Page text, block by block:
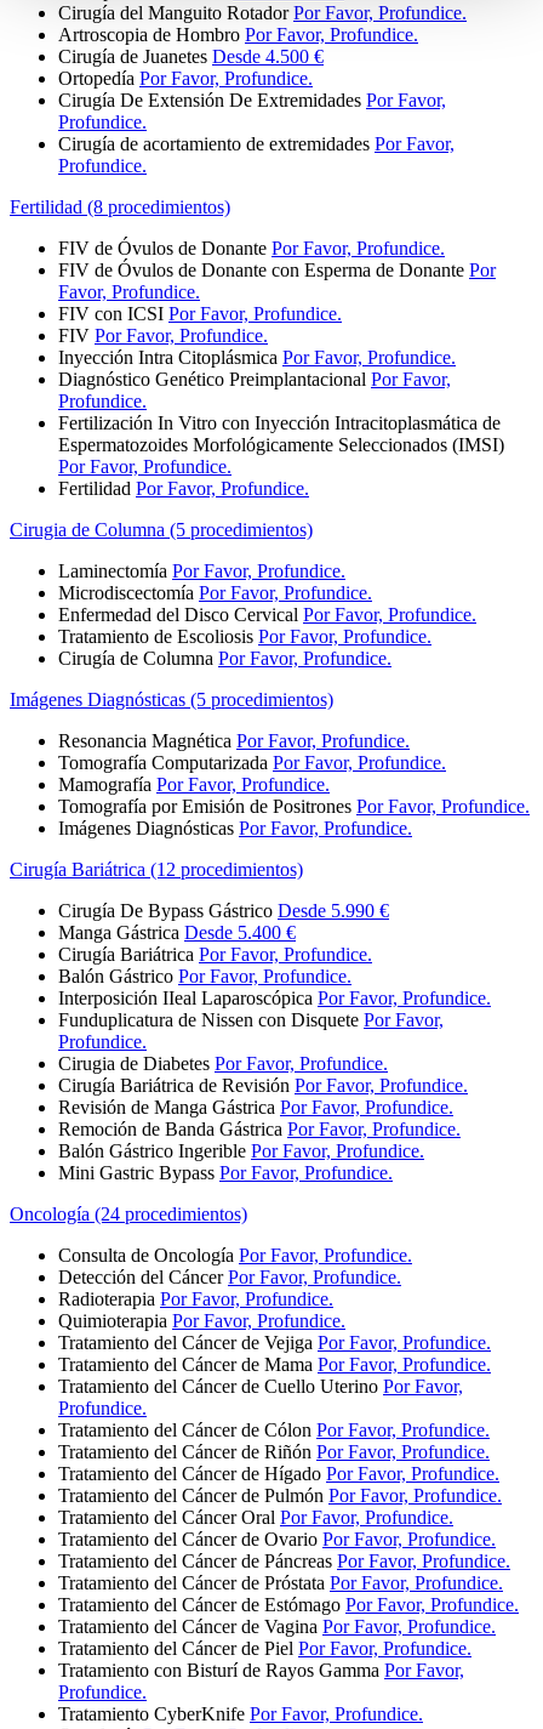
Cirugía del Manguito Rotador Por Favor, Profundice.
Artroscopia de Hombro Por Favor, Profundice.
Cirugía de Juanetes Desde 4.500 €
Ortopedía Por Favor, Profundice.
Cirugía De Extensión De Extremidades Por Favor,
Profundice.
Cirugía de acortamiento de extremidades Por Favor,
Profundice.
Fertilidad (8 procedimientos)
FIV de Óvulos de Donante Por Favor, Profundice.
FIV de Óvulos de Donante con Esperma de Donante Por
Favor, Profundice.
FIV con ICSI Por Favor, Profundice.
FIV Por Favor, Profundice.
Inyección Intra Citoplásmica Por Favor, Profundice.
Diagnóstico Genético Preimplantacional Por Favor,
Profundice.
Fertilización In Vitro con Inyección Intracitoplasmática de
Espermatozoides Morfológicamente Seleccionados (IMSI)
Por Favor, Profundice.
Fertilidad Por Favor, Profundice.
Cirugia de Columna (5 procedimientos)
Laminectomía Por Favor, Profundice.
Microdiscectomía Por Favor, Profundice.
Enfermedad del Disco Cervical Por Favor, Profundice.
Tratamiento de Escoliosis Por Favor, Profundice.
Cirugía de Columna Por Favor, Profundice.
Imágenes Diagnósticas (5 procedimientos)
Resonancia Magnética Por Favor, Profundice.
Tomografía Computarizada Por Favor, Profundice.
Mamografía Por Favor, Profundice.
Tomografía por Emisión de Positrones Por Favor, Profundice.
Imágenes Diagnósticas Por Favor, Profundice.
Cirugía Bariátrica (12 procedimientos)
Cirugía De Bypass Gástrico Desde 5.990 €
Manga Gástrica Desde 5.400 €
Cirugía Bariátrica Por Favor, Profundice.
Balón Gástrico Por Favor, Profundice.
Interposición IIeal Laparoscópica Por Favor, Profundice.
Funduplicatura de Nissen con Disquete Por Favor,
Profundice.
Cirugia de Diabetes Por Favor, Profundice.
Cirugía Bariátrica de Revisión Por Favor, Profundice.
Revisión de Manga Gástrica Por Favor, Profundice.
Remoción de Banda Gástrica Por Favor, Profundice.
Balón Gástrico Ingerible Por Favor, Profundice.
Mini Gastric Bypass Por Favor, Profundice.
Oncología (24 procedimientos)
Consulta de Oncología Por Favor, Profundice.
Detección del Cáncer Por Favor, Profundice.
Radioterapia Por Favor, Profundice.
Quimioterapia Por Favor, Profundice.
Tratamiento del Cáncer de Vejiga Por Favor, Profundice.
Tratamiento del Cáncer de Mama Por Favor, Profundice.
Tratamiento del Cáncer de Cuello Uterino Por Favor,
Profundice.
Tratamiento del Cáncer de Cólon Por Favor, Profundice.
Tratamiento del Cáncer de Riñón Por Favor, Profundice.
Tratamiento del Cáncer de Hígado Por Favor, Profundice.
Tratamiento del Cáncer de Pulmón Por Favor, Profundice.
Tratamiento del Cáncer Oral Por Favor, Profundice.
Tratamiento del Cáncer de Ovario Por Favor, Profundice.
Tratamiento del Cáncer de Páncreas Por Favor, Profundice.
Tratamiento del Cáncer de Próstata Por Favor, Profundice.
Tratamiento del Cáncer de Estómago Por Favor, Profundice.
Tratamiento del Cáncer de Vagina Por Favor, Profundice.
Tratamiento del Cáncer de Piel Por Favor, Profundice.
Tratamiento con Bisturí de Rayos Gamma Por Favor,
Profundice.
Tratamiento CyberKnife Por Favor, Profundice.